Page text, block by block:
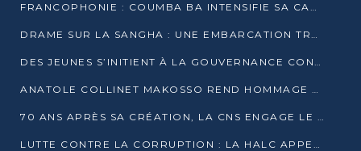
FRANCOPHONIE : COUMBA BA INTENSIFIE SA CAMPAGNE POUR LA SUCCESSION À LA TÊTE DE L’OIF
DRAME SUR LA SANGHA : UNE EMBARCATION TRANSPORTANT DES FIDÈLES DE « NZAMBÉ YA L’HUILE » FAIT NAUFRAGE À OUESSO
DES JEUNES S’INITIENT À LA GOUVERNANCE CONTINENTALE À BRAZZAVILLE
ANATOLE COLLINET MAKOSSO REND HOMMAGE À JEAN-PAUL PIGASSE
70 ANS APRÈS SA CRÉATION, LA CNS ENGAGE LE VIRAGE DE LA DIGITALISATION
LUTTE CONTRE LA CORRUPTION : LA HALC APPELLE À PASSER DES DISCOURS AUX ACTES